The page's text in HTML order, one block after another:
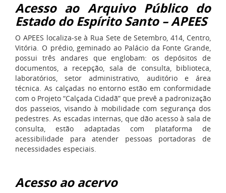
Acesso ao Arquivo Público do
Estado do Espírito Santo – APEES
O APEES localiza-se à Rua Sete de Setembro, 414, Centro,
Vitória. O prédio, geminado ao Palácio da Fonte Grande,
possui três andares que englobam: os depósitos de
documentos, a recepção, sala de consulta, biblioteca,
laboratórios, setor administrativo, auditório e área
técnica. As calçadas no entorno estão em conformidade
com o Projeto “Calçada Cidadã” que prevê a padronização
dos passeios, visando à mobilidade com segurança dos
pedestres. As escadas internas, que dão acesso à sala de
consulta, estão adaptadas com plataforma de
acessibilidade para atender pessoas portadoras de
necessidades especiais.
Acesso ao acervo